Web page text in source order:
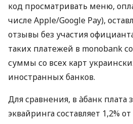
код просматривать меню,
числе Apple/Google Pay),
отзывы без участия
таких платежей в monobank
суммы со всех карт
иностранных банков.
Для сравнения, в àбанк плата
эквайринга составляет 1,2%